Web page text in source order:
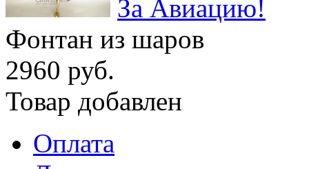
За Авиацию!
Фонтан из шаров
2960 руб.
Товар добавлен
Оплата